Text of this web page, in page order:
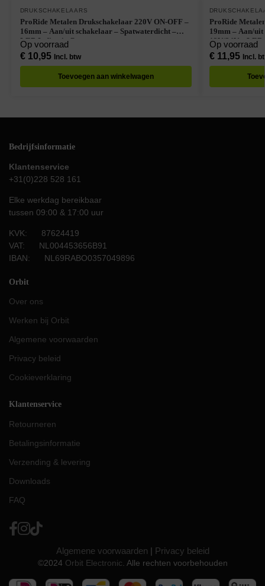
DRUKSCHAKELAARS
ProRide Metalen Drukschakelaar 220V ON-OFF –
16mm – Aan/uit schakelaar – Spatwaterdicht –
LED Indicatie Groen
Op voorraad
€10,95 Incl. btw
Toevoegen aan winkelwagen
ProRide
19mm – Aan/
12V/24V –
Op voorraad
€11,95 Incl.
Bedrijfsinformatie
Klantenservice
+31(0)228 528 161
Elke werkdag bereikbaar
tussen 09:00 & 17:00 uur
KVK: 87624419
VAT: NL004453656B91
IBAN: NL69RABO0357049896
Orbit
Over ons
Werken bij Orbit
Algemene voorwaarden
Privacy beleid
Cookieverklaring
Klantenservice
Retourneren
Betalingsinformatie
Verzending & levering
Downloads
FAQ
Algemene voorwaarden | Privacy beleid
©2024 Orbit Electronic . Alle rechten voorbehouden